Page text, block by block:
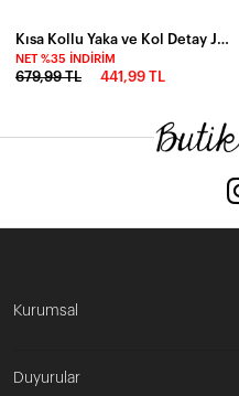
Kısa Kollu Yaka ve Kol Detay Jesica Bluz
NET %35 İNDIRIM
679,99 TL 441,99 TL
Kurumsal
Duyurular